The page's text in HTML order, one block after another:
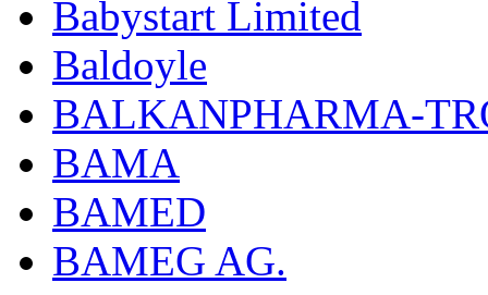
Babystart Limited
Baldoyle
BALKANPHARMA-
BAMA
BAMED
BAMEG AG.